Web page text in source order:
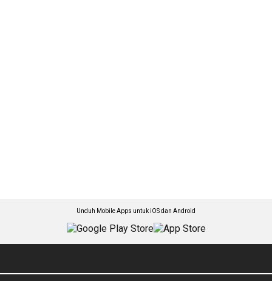
Unduh Mobile Apps untuk iOS dan Android